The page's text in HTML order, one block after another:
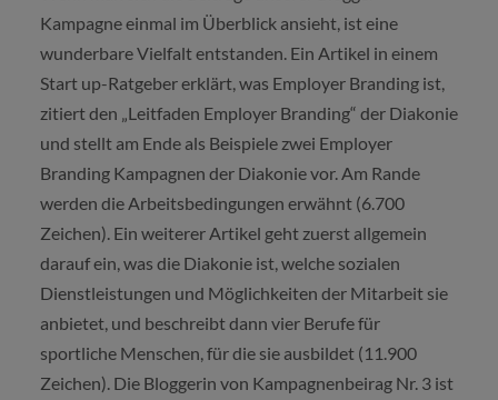
Kampagne einmal im Überblick ansieht, ist eine
wunderbare Vielfalt entstanden. Ein Artikel in einem
Start up-Ratgeber erklärt, was Employer Branding ist,
zitiert den „Leitfaden Employer Branding“ der Diakonie
und stellt am Ende als Beispiele zwei Employer
Branding Kampagnen der Diakonie vor. Am Rande
werden die Arbeitsbedingungen erwähnt (6.700
Zeichen). Ein weiterer Artikel geht zuerst allgemein
darauf ein, was die Diakonie ist, welche sozialen
Dienstleistungen und Möglichkeiten der Mitarbeit sie
anbietet, und beschreibt dann vier Berufe für
sportliche Menschen, für die sie ausbildet (11.900
Zeichen). Die Bloggerin von Kampagnenbeirag Nr. 3 ist